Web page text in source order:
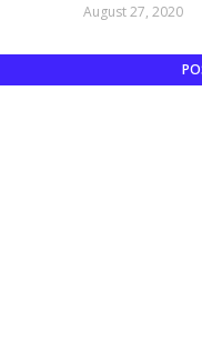
August 27, 2020